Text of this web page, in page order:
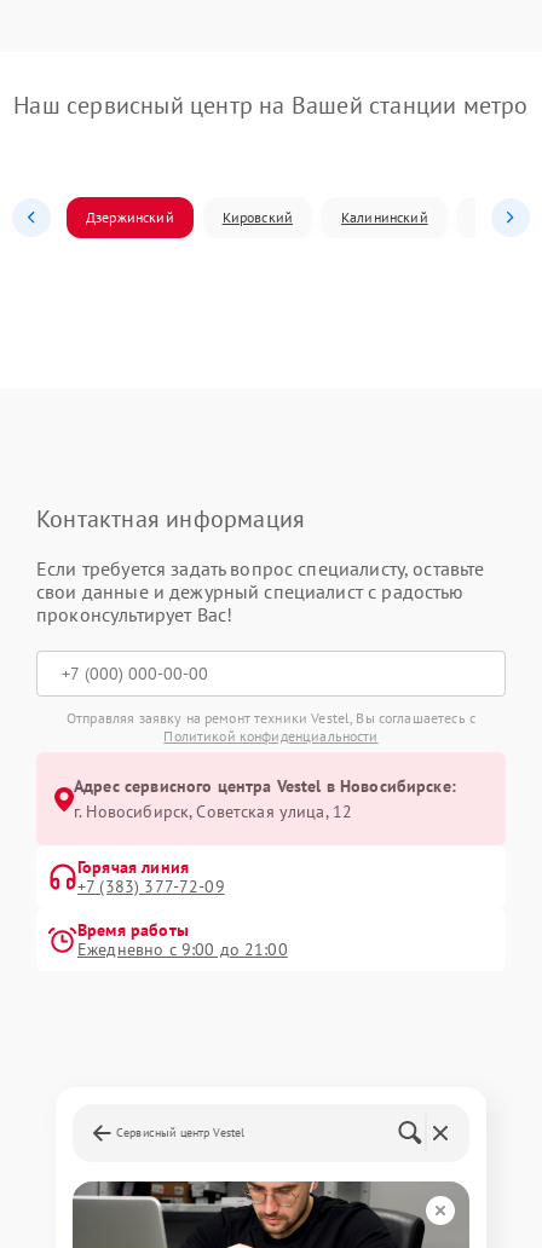
Наш сервисный центр на Вашей станции метро
Дзержинский Кировский Калининский
Контактная информация
Если требуется задать вопрос специалисту, оставьте
свои данные и дежурный специалист с радостью
проконсультирует Вас!
Отправляя заявку на ремонт техники Vestel, Вы соглашаетесь с
Политикой конфиденциальности
Адрес сервисного центра Vestel в Новосибирске:
г. Новосибирск, Советская улица, 12
Горячая линия
+7 (383) 377-72-09
Время работы
Ежедневно с 9:00 до 21:00
Сервисный центр Vestel